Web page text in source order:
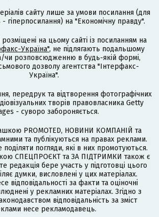
сайту лише за умови посилання (для
гіперпосилання) на "Економічну правду".
розміщені на цьому сайті із посиланням на
Україна", не підлягають подальшому
чи розповсюдженню в будь-якій формі,
дозволу агентства "Інтерфакс-
Україна".
передрук та відтворення фотографічних
творів правовласника Getty
- суворо забороняється.
PROMOTED, НОВИНИ КОМПАНІЙ та
та публікуються на правах реклами.
погляди, які в них промотуються.
СПЕЦПРОЄКТ та ЗА ПІДТРИМКИ також є
редакція бере участь у підготовці цього
думки, висловлені у цих матеріалах.
відповідальності за факти та оціночні
у рекламних матеріалах. Згідно з
відповідальність за зміст
несе рекламодавець.